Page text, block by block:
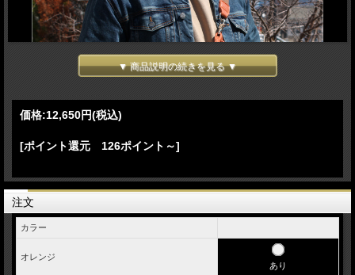
▼ 商品説明の続きを見る ▼
価格:12,650円(税込)
[ポイント還元 126ポイント～]
注文
カラー
オレンジ
あり